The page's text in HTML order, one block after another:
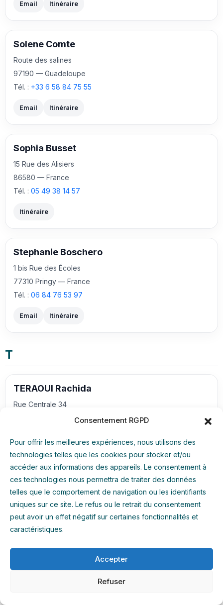
Consentement RGPD
Pour offrir les meilleures expériences, nous utilisons des
technologies telles que les cookies pour stocker et/ou
accéder aux informations des appareils. Le consentement à
ces technologies nous permettra de traiter des données
telles que le comportement de navigation ou les identifiants
uniques sur ce site. Le refus ou le retrait du consentement
peut avoir un effet négatif sur certaines fonctionnalités et
caractéristiques.
Accepter
Refuser
Email Itinéraire
Solene Comte
Route des salines
97190 — Guadeloupe
Tél. : +33 6 58 84 75 55
Email Itinéraire
Sophia Busset
15 Rue des Alisiers
86580 — France
Tél. : 05 49 38 14 57
Itinéraire
Stephanie Boschero
1 bis Rue des Écoles
77310 Pringy — France
Tél. : 06 84 76 53 97
Email Itinéraire
T
TERAOUI Rachida
Rue Centrale 34
69360 Saint-Symphorien-d’Ozon — France
Itinéraire
TRITRE Emeline
Allée du Jumelage 4
77260 La Ferté-sous-Jouarre — France
Tél. :0763050748